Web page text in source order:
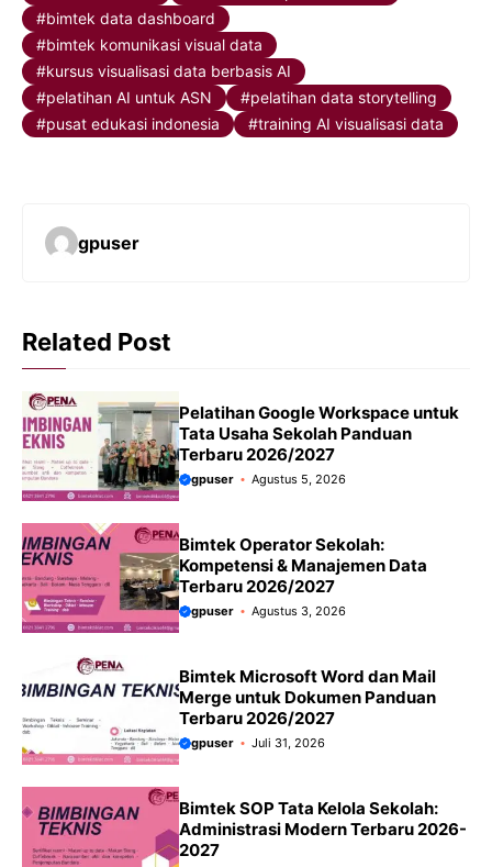
bimtek data dashboard
bimtek komunikasi visual data
kursus visualisasi data berbasis AI
pelatihan AI untuk ASN
pelatihan data storytelling
pusat edukasi indonesia
training AI visualisasi data
gpuser
Related Post
Pelatihan Google Workspace untuk
Tata Usaha Sekolah Panduan
Terbaru 2026/2027
gpuser Agustus 5, 2026
Bimtek Operator Sekolah:
Kompetensi & Manajemen Data
Terbaru 2026/2027
gpuser Agustus 3, 2026
Bimtek Microsoft Word dan Mail
Merge untuk Dokumen Panduan
Terbaru 2026/2027
gpuser Juli 31, 2026
Bimtek SOP Tata Kelola Sekolah:
Administrasi Modern Terbaru 2026-
2027